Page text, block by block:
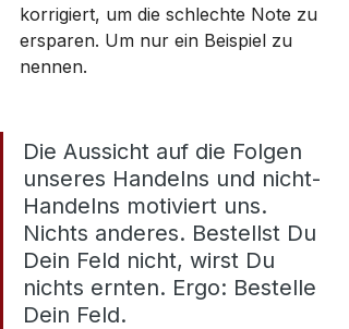
korrigiert, um die schlechte Note zu
ersparen. Um nur ein Beispiel zu
nennen.
Die Aussicht auf die Folgen
unseres Handelns und nicht-
Handelns motiviert uns.
Nichts anderes. Bestellst Du
Dein Feld nicht, wirst Du
nichts ernten. Ergo: Bestelle
Dein Feld.